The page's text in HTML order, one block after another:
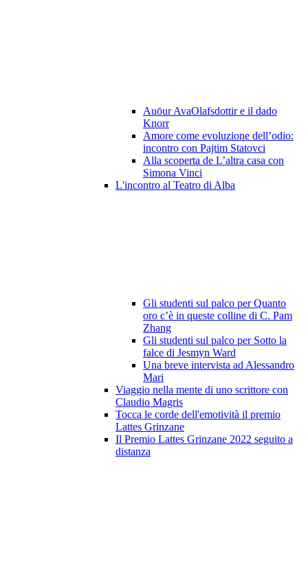
Auōur AvaOlafsdottir e il dado
Knorr
Amore come evoluzione dell’odio:
incontro con Pajtim Statovci
Alla scoperta de L’altra casa con
Simona Vinci
L'incontro al Teatro di Alba
Gli studenti sul palco per Quanto
oro c’è in queste colline di C. Pam
Zhang
Gli studenti sul palco per Sotto la
falce di Jesmyn Ward
Una breve intervista ad Alessandro
Mari
Viaggio nella mente di uno scrittore con
Claudio Magris
Tocca le corde dell'emotività il premio
Lattes Grinzane
Il Premio Lattes Grinzane 2022 seguito a
distanza